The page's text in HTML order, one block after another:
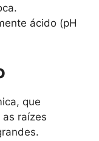
ácido (pH
que
as raízes